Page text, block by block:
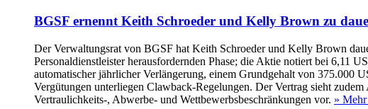
BGSF ernennt Keith Schroeder und Kelly Brown zu
Der Verwaltungsrat von BGSF hat Keith Schroeder und Kelly Brown
Personaldienstleister herausfordernden Phase; die Aktie notiert bei 6,11
automatischer jährlicher Verlängerung, einem Grundgehalt von 375.000
Vergütungen unterliegen Clawback-Regelungen. Der Vertrag sieht
Vertraulichkeits-, Abwerbe- und Wettbewerbsbeschränkungen vor. »